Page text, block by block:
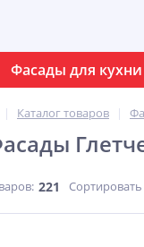
Фасады для кухни
Каталог товаров
221